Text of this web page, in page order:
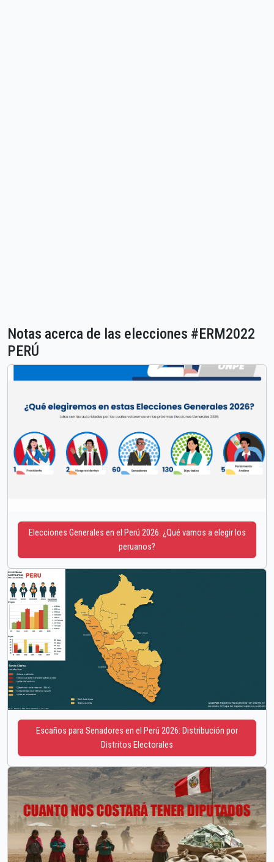
Notas acerca de las elecciones #ERM2022
PERÚ
Elecciones Generales en el Perú 2026: ¿Qué vamos a elegir los
peruanos?
Escaños para Senadores en el Perú 2026: Distribución por
Distritos Electorales